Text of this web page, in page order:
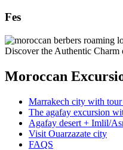
Fes
Discover the Authentic Charm
Moroccan
Marrakech city with
The agafay excursion
Agafay desert + Imlil/
Visit Ouarzazate city
FAQS